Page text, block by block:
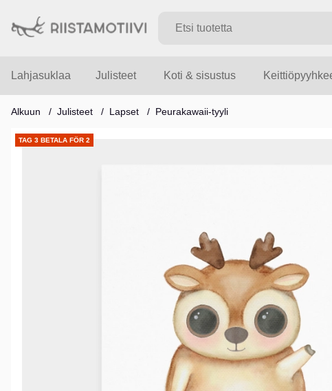
Lahjasuklaa Julisteet Koti & sisustus
Alkuun Julisteet Lapset Peurakawaii-tyyli
TAG 3 BETALA FÖR 2
Tuotekuvat